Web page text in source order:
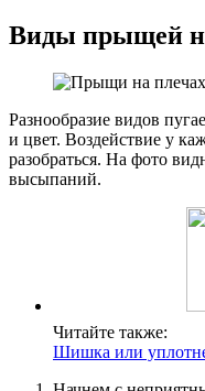
Виды прыщей
Разнообразие видов
и цвет. Воздействие у
разобраться. На фото
высыпаний.
Читайте также:
Шишка или